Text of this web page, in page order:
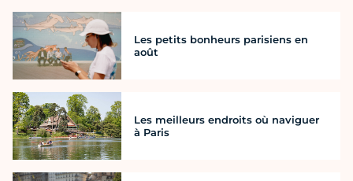
Les petits bonheurs parisiens en
août
Les meilleurs endroits où naviguer
à Paris